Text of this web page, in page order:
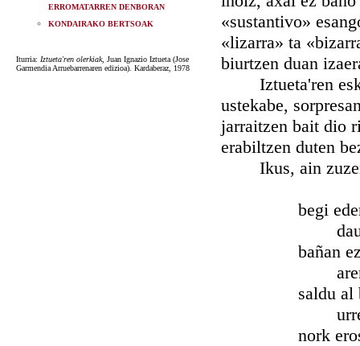
ERROMATARREN DENBORAN
KONDAIRAKO BERTSOAK
Iturria: Iztueta'ren olerkiak, Juan Ignazio Iztueta (Jose
Garmendia Arruebarrenaren edizioa). Kardaberaz, 1978
«sustantivo»
«lizarra» ta
biurtzen duan
Iztueta'ren
ustekabe,
jarraitzen bait dio
erabiltzen duten
Ikus, ain zuzen,
begi ederra
bañan ezin
saldu al
nork erosi